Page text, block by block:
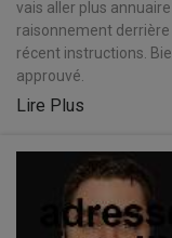
vais aller plus
raisonnement
récent instructions.
approuvé.
Lire Plus